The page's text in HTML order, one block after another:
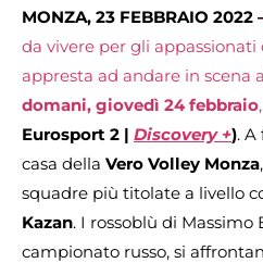
MONZA, 23 FEBBRAIO 2022
da vivere per gli appassionati
appresta ad andare in scena
domani, giovedì 24 febbraio
Eurosport 2 | Discovery +). A
casa della Vero Volley Monza
squadre più titolate a livello
Kazan. I rossoblù di Massimo
campionato russo, si